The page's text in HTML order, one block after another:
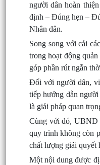
người dân hoàn
định – Đúng hẹn –
Nhân dân.
Song song với cải
trong hoạt động
góp phần rút ngắn
Đối với người dân,
tiếp hướng dẫn
là giải pháp quan
Cùng với đó, UBND
quy trình không còn
chất lượng giải quyết
Một nội dung được